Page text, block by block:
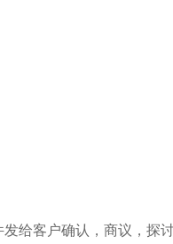
给客户确认，商议，探